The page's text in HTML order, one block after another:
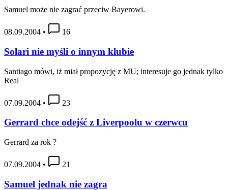
Samuel może nie zagrać przeciw Bayerowi.
08.09.2004 • 16
Solari nie myśli o innym klubie
Santiago mówi, iż miał propozycję z MU; interesuje go jednak tylko
Real
07.09.2004 • 23
Gerrard chce odejść z Liverpoolu w czerwcu
Gerrard za rok ?
07.09.2004 • 21
Samuel jednak nie zagra